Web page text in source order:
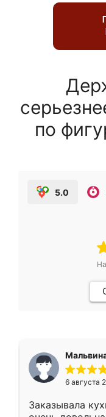
по
5.0
6 августа
Заказывала